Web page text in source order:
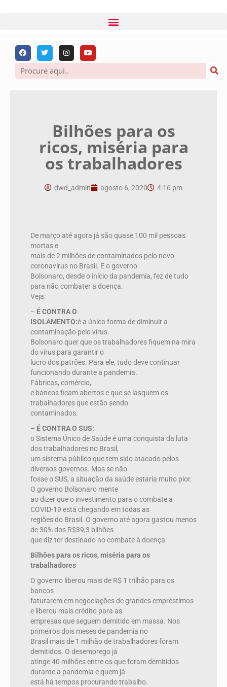
Bilhões para os
ricos, miséria para
os trabalhadores
dwd_admin agosto 6, 2020 4:16 pm
De março até agora já são quase 100 mil pessoas
mortas e
mais de 2 milhões de contaminados pelo novo
coronavírus no Brasil. E o governo
Bolsonaro, desde o início da pandemia, fez de tudo
para não combater a doença.
Veja:
– É CONTRA O
ISOLAMENTO:é a única forma de diminuir a
contaminação pelo vírus.
Bolsonaro quer que os trabalhadores fiquem na mira
do vírus para garantir o
lucro dos patrões. Para ele, tudo deve continuar
funcionando durante a pandemia.
Fábricas, comércio,
e bancos ficam abertos e que se lasquem os
trabalhadores que estão sendo
contaminados.
– É CONTRA O SUS:
o Sistema Único de Saúde é uma conquista da luta
dos trabalhadores no Brasil,
um sistema público que tem sido atacado pelos
diversos governos. Mas se não
fosse o SUS, a situação da saúde estaria muito pior.
O governo Bolsonaro mente
ao dizer que o investimento para o combate a
COVID-19 está chegando em todas as
regiões do Brasil. O governo até agora gastou menos
de 30% dos R$39,3 bilhões
que diz ter destinado no combate à doença.
Bilhões para os ricos, miséria para os
trabalhadores
O governo liberou mais de R$ 1 trilhão para os
bancos
faturarem em negociações de grandes empréstimos
e liberou mais crédito para as
empresas que seguem demitido em massa. Nos
primeiros dois meses de pandemia no
Brasil mais de 1 milhão de trabalhadores foram
demitidos. O desemprego já
atinge 40 milhões entre os que foram demitidos
durante a pandemia e quem já
está há tempos procurando trabalho.